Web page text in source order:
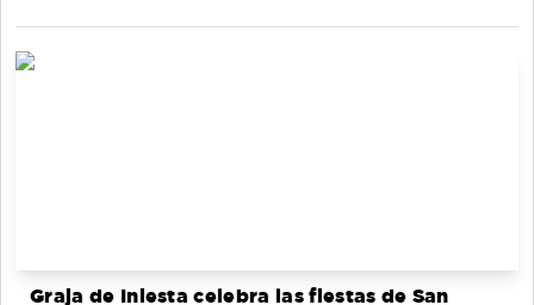
Graja de Iniesta celebra las fiestas de San